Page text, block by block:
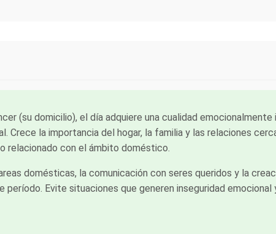
(su domicilio), el día adquiere una cualidad
Crece la importancia del hogar, la familia y las relaciones
relacionado con el ámbito doméstico.
domésticas, la comunicación con seres queridos y la
Evite situaciones que generen inseguridad emocional